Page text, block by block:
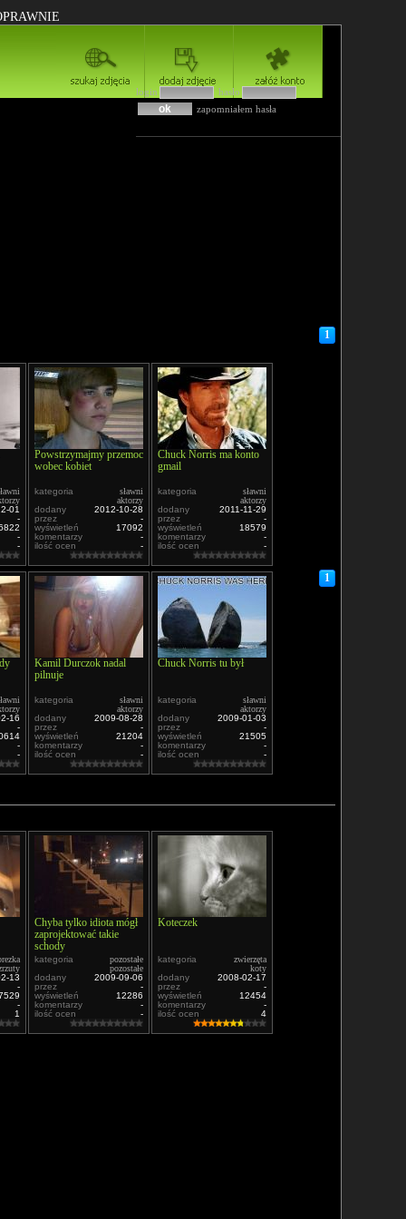
login
hasło
zapomniałem hasła
1
01
-
-
-
Powstrzymajmy przemoc
wobec kobiet
kategoria
sławni
aktorzy
dodany
2012-10-28
przez
-
wyświetleń
17092
komentarzy
-
ilość ocen
-
Chuck Norris ma konto
gmail
kategoria
sławni
aktorzy
dodany
2011-11-29
przez
-
wyświetleń
18579
komentarzy
-
ilość ocen
-
16
-
-
-
Kamil Durczok nadal
pilnuje
kategoria
sławni
aktorzy
dodany
2009-08-28
przez
-
wyświetleń
21204
komentarzy
-
ilość ocen
-
Chuck Norris tu był
kategoria
sławni
aktorzy
dodany
2009-01-03
przez
-
wyświetleń
21505
komentarzy
-
ilość ocen
-
1
13
-
-
1
Chyba tylko idiota mógł
zaprojektować takie
schody
kategoria
pozostałe
pozostałe
dodany
2009-09-06
przez
-
wyświetleń
12286
komentarzy
-
ilość ocen
-
Koteczek
kategoria
zwierzęta
koty
dodany
2008-02-17
przez
-
wyświetleń
12454
komentarzy
-
ilość ocen
4